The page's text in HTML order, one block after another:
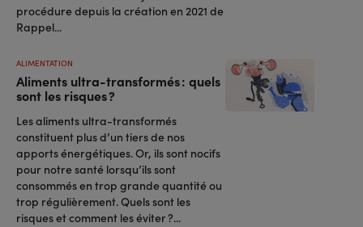
procédure depuis la création en 2021 de
Rappel...
Aliments ultra-transformés : quels
sont les risques ?
ALIMENTATION
Les aliments ultra-transformés
constituent plus d’un tiers de nos
apports énergétiques. Or, ils sont nocifs
pour notre santé lorsqu’ils sont
consommés en trop grande quantité ou
trop régulièrement. Quels sont les
risques et comment les éviter ?...